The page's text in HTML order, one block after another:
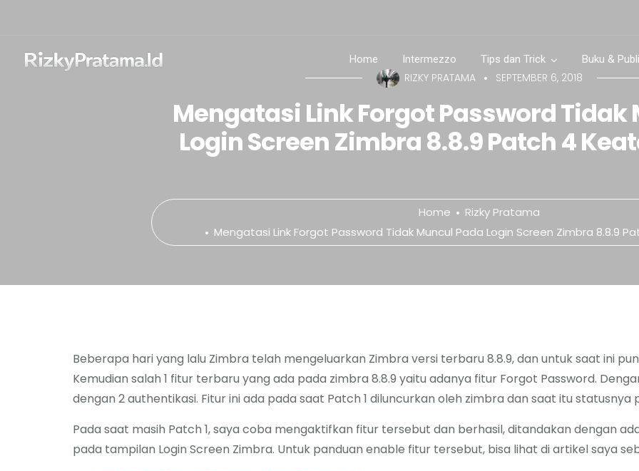
Home Intermezzo Tips dan Trick Buku &
RIZKY PRATAMA SEPTEMBER 6, 2018
Mengatasi Link Forgot Password Tidak
Login Screen Zimbra 8.8.9 Patch 4
Home
Rizky Pratama
Mengatasi Link Forgot Password Tidak Muncul Pada Login Screen Zimbra 8.8.9
Beberapa hari yang lalu Zimbra telah mengeluarkan Zimbra versi terbaru 8.8.9, dan untuk saat ini
Kemudian salah 1 fitur terbaru yang ada pada zimbra 8.8.9 yaitu adanya fitur Forgot Password.
dengan 2 authentikasi. Fitur ini ada pada saat Patch 1 diluncurkan oleh zimbra dan saat itu statusnya
Pada saat masih Patch 1, saya coba mengaktifkan fitur tersebut dan berhasil, ditandakan dengan
pada tampilan Login Screen Zimbra. Untuk panduan enable fitur tersebut, bisa lihat di artikel saya